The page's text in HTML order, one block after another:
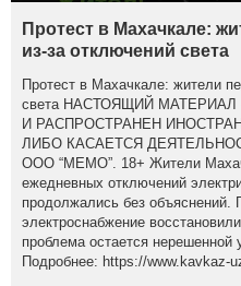
Протест в Махачкале:
из-за отключений света
Протест в Махачкале: жители
света НАСТОЯЩИЙ
И РАСПРОСТРАНЕН
ЛИБО КАСАЕТСЯ
ООО “МЕМО”. 18+ Жители
ежедневных отключений
продолжались без объяснений.
электроснабжение
проблема остается нерешенной
Подробнее: https://www.kavkaz-